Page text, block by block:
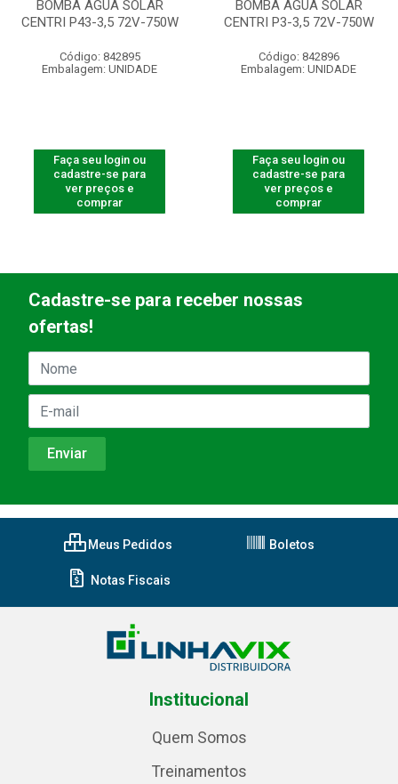
BOMBA AGUA SOLAR
CENTRI P43-3,5 72V-750W
Código: 842895
Embalagem: UNIDADE
Faça seu login ou
cadastre-se para
ver preços e
comprar
BOMBA AGUA SOLAR
CENTRI P3-3,5 72V-750W
Código: 842896
Embalagem: UNIDADE
Faça seu login ou
cadastre-se para
ver preços e
comprar
Cadastre-se para receber nossas
ofertas!
Meus Pedidos Boletos
Notas Fiscais
Institucional
Quem Somos
Treinamentos